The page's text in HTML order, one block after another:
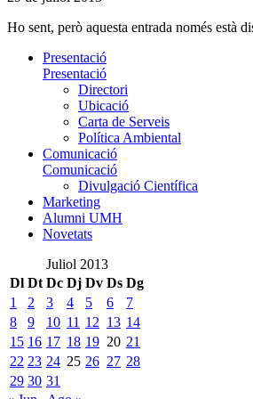
Ho sent, però aquesta entrada només està
Presentació
Presentació
Directori
Ubicació
Carta de Serveis
Política Ambiental
Comunicació
Comunicació
Divulgació Científica
Marketing
Alumni UMH
Novetats
Juliol 2013
Dl Dt Dc Dj Dv Ds Dg
1
2 3 4 5 6
7
8
9 10 11 12 13 14
15 16 17 18 19 20 21
22 23 24 25 26 27 28
29 30 31